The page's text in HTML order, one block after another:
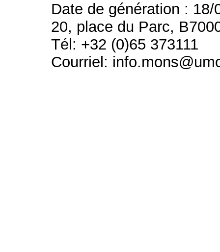
Date de génération : 18/
20, place du Parc,
Tél: +32 (0)65 373111
Courriel: